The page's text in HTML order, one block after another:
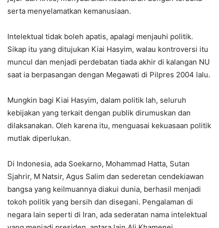
serta menyelamatkan kemanusiaan.
Intelektual tidak boleh apatis, apalagi menjauhi politik.
Sikap itu yang ditujukan Kiai Hasyim, walau kontroversi itu
muncul dan menjadi perdebatan tiada akhir di kalangan NU
saat ia berpasangan dengan Megawati di Pilpres 2004 lalu.
Mungkin bagi Kiai Hasyim, dalam politik lah, seluruh
kebijakan yang terkait dengan publik dirumuskan dan
dilaksanakan. Oleh karena itu, menguasai kekuasaan politik
mutlak diperlukan.
Di Indonesia, ada Soekarno, Mohammad Hatta, Sutan
Sjahrir, M Natsir, Agus Salim dan sederetan cendekiawan
bangsa yang keilmuannya diakui dunia, berhasil menjadi
tokoh politik yang bersih dan disegani. Pengalaman di
negara lain seperti di Iran, ada sederatan nama intelektual